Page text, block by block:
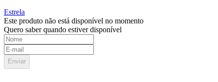
Estrela
Este produto não está disponível no momento
Quero saber quando estiver disponível
Enviar